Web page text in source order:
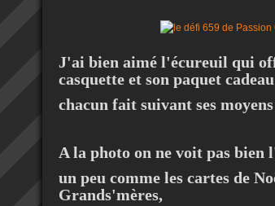
J'ai bien aimé l'écureuil qui
casquette et son paquet
chacun fait suivant ses
A la photo on ne voit pas
un peu comme les cartes de
Grands'mères,